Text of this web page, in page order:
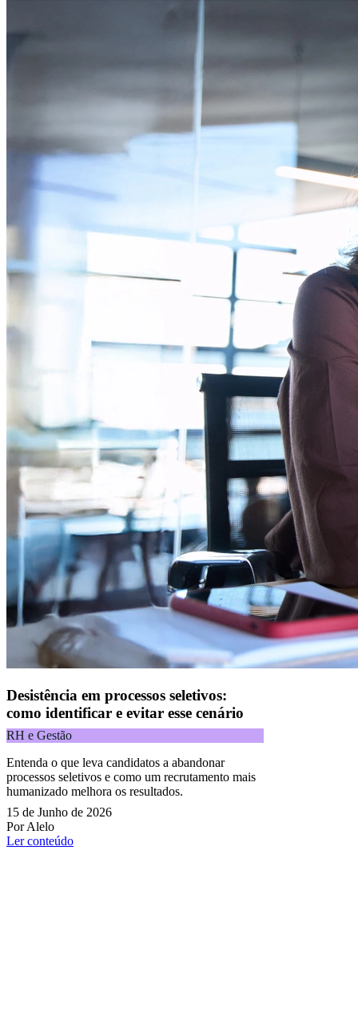
Desistência em processos seletivos:
como identificar e evitar esse cenário
RH e Gestão
Entenda o que leva candidatos a abandonar
processos seletivos e como um recrutamento mais
humanizado melhora os resultados.
15 de Junho de 2026
Por Alelo
Ler conteúdo